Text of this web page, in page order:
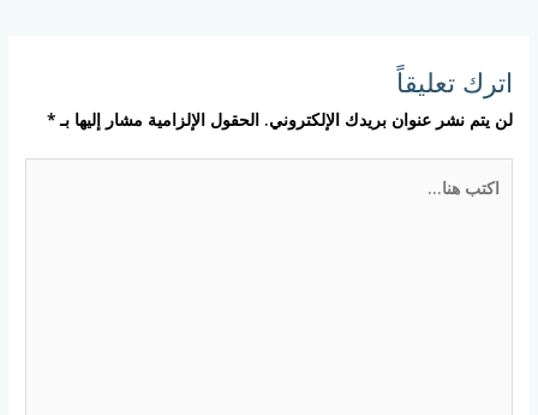
اترك تعليقاً
لن يتم نشر عنوان بريدك الإلكتروني. الحقول الإلزامية مشار إليها بـ*